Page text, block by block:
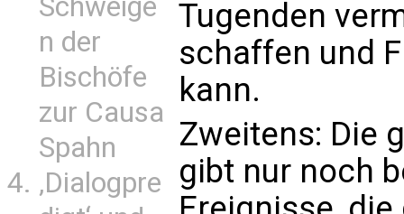
Schweige
n der
Bischöfe
zur Causa
Spahn
‚Dialogpre
Tugenden
schaffen und
kann.
Zweitens: Die
gibt nur noch